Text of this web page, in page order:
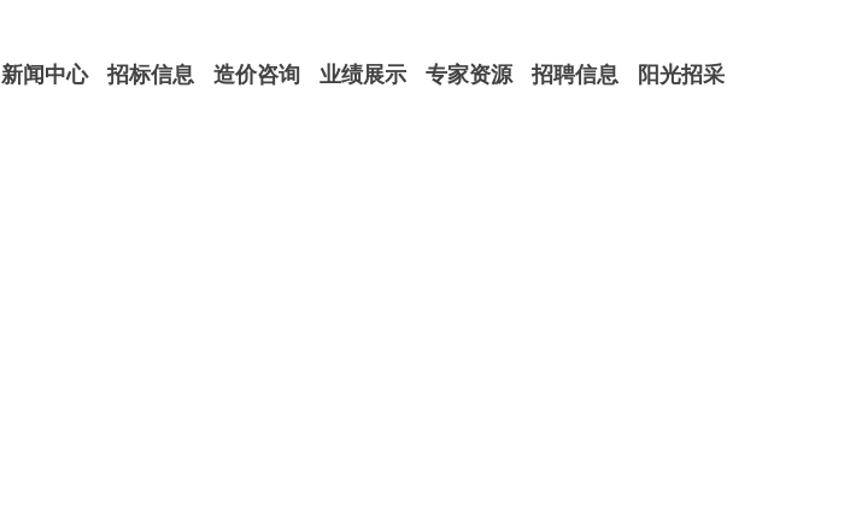
新闻中心 招标信息 造价咨询 业绩展示 专家资源 招聘信息 阳光招采